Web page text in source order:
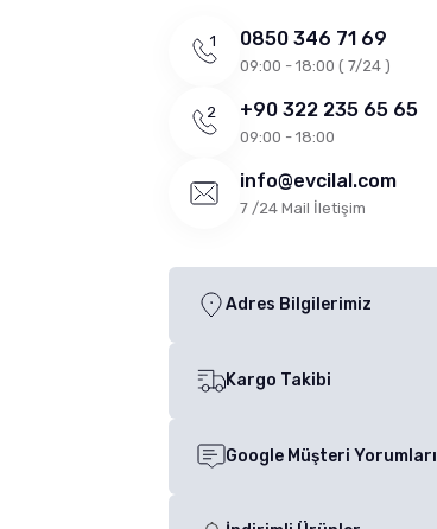
0850 346 71 69
09:00 - 18:00 ( 7/24 )
+90 322 235 65 65
09:00 - 18:00
info@evcilal.com
7 /24 Mail İletişim
Adres Bilgilerimiz
Kargo Takibi
Google Müşteri Yorumları